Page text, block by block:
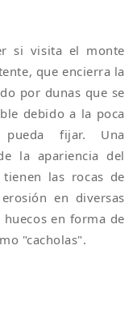
si visita el monte
que encierra la
por dunas que se
debido a la poca
fijar. Una
la apariencia del
las rocas de
en diversas
en forma de
"cacholas".